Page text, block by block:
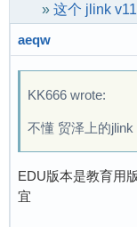
» 这个 jlink
aeqw
KK666 wrote:
不懂 贸泽上的
EDU版本是教育用
宜